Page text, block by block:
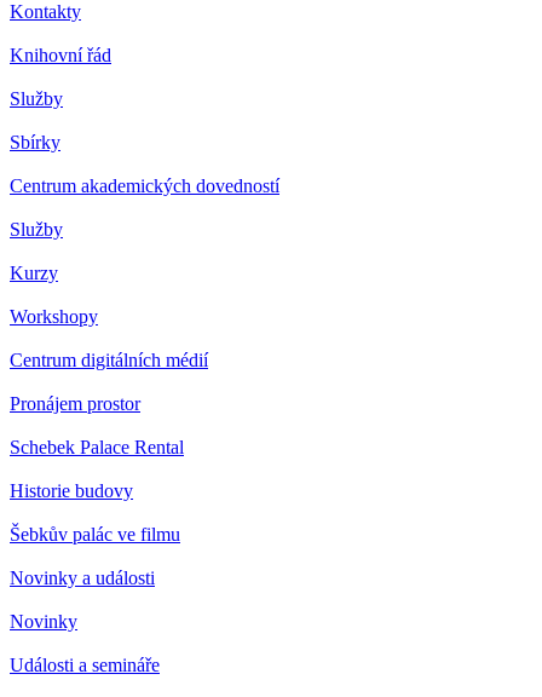
Kontakty
Knihovní řád
Služby
Sbírky
Centrum akademických dovedností
Služby
Kurzy
Workshopy
Centrum digitálních médií
Pronájem prostor
Schebek Palace Rental
Historie budovy
Šebkův palác ve filmu
Novinky a události
Novinky
Události a semináře